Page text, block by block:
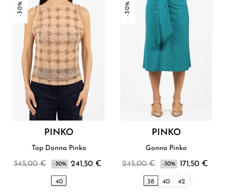
-30%
PINKO
Top Donna Pinko
345,00 € -30% 241,50 €
40
-30%
PINKO
Gonna Pinko
245,00 € -30% 171,50 €
38 40 42